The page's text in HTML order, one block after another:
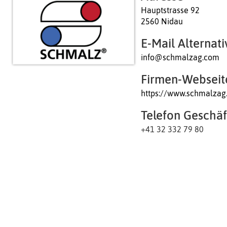
Hauptstrasse 92
2560 Nidau
E-Mail
info@schmalzag.com
Firmen-
https://
Telefon
+41 32 332 79 80